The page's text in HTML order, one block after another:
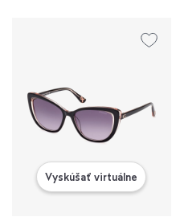
Vyskúšať virtuálne